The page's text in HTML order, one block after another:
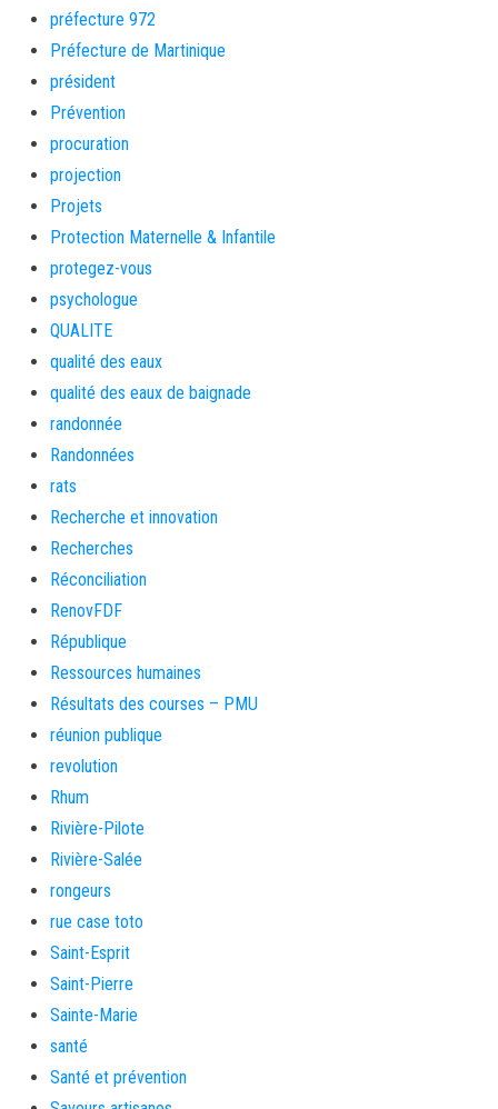
préfecture 972
Préfecture de Martinique
président
Prévention
procuration
projection
Projets
Protection Maternelle & Infantile
protegez-vous
psychologue
QUALITE
qualité des eaux
qualité des eaux de baignade
randonnée
Randonnées
rats
Recherche et innovation
Recherches
Réconciliation
RenovFDF
République
Ressources humaines
Résultats des courses – PMU
réunion publique
revolution
Rhum
Rivière-Pilote
Rivière-Salée
rongeurs
rue case toto
Saint-Esprit
Saint-Pierre
Sainte-Marie
santé
Santé et prévention